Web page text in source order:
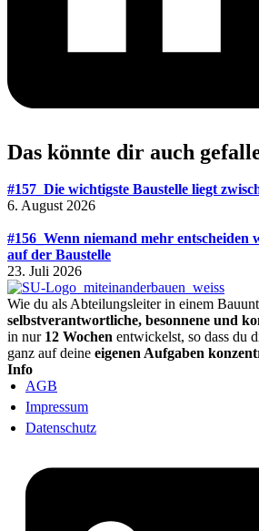
Das könnte dir auch
#157_Die wichtigste Baustelle liegt
6. August 2026
#156_Wenn niemand mehr
auf der Baustelle
23. Juli 2026
Wie du als Abteilungsleiter in einem
selbstverantwortliche, besonnene und
in nur 12 Wochen entwickelst, so dass du
ganz auf deine eigenen Aufgaben
Info
AGB
Impressum
Datenschutz